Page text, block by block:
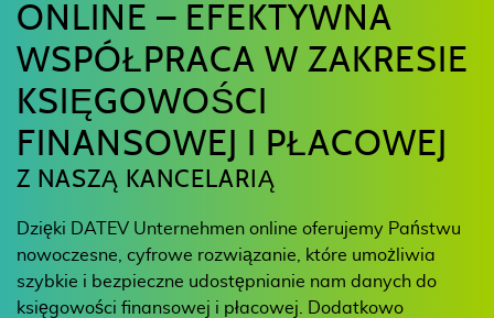
ONLINE – EFEKTYWNA
WSPÓŁPRACA W ZAKRESIE
KSIĘGOWOŚCI
FINANSOWEJ I PŁACOWEJ
Z NASZĄ KANCELARIĄ
Dzięki DATEV Unternehmen online oferujemy Państwu
nowoczesne, cyfrowe rozwiązanie, które umożliwia
szybkie i bezpieczne udostępnianie nam danych do
księgowości finansowej i płacowej. Dodatkowo